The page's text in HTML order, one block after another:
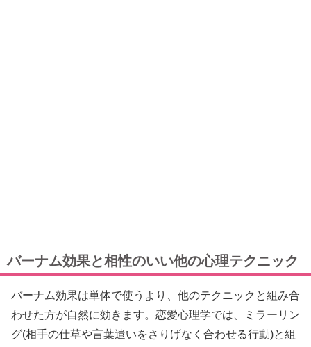
バーナム効果と相性のいい他の心理テクニック
バーナム効果は単体で使うより、他のテクニックと組み合
わせた方が自然に効きます。恋愛心理学では、ミラーリン
グ(相手の仕草や言葉遣いをさりげなく合わせる行動)と組